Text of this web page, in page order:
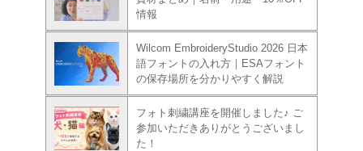
情報
Wilcom EmbroideryStudio 2026 日本
語フォントの入れ方｜ESAフォント
の保存場所を分かりやすく解説
フォト刺繍講座を開催しました♪ ご
参加いただきありがとうございまし
た！